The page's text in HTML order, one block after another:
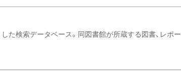
た検索データベース。同図書館が所蔵する図書、レポー